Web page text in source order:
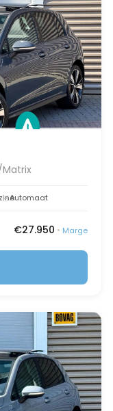
Matrix
Automaat
€27.950 • Marge